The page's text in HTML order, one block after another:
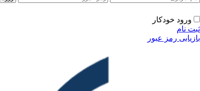
ورود خودکار
ثبت نام
بازیابی رمز عبور